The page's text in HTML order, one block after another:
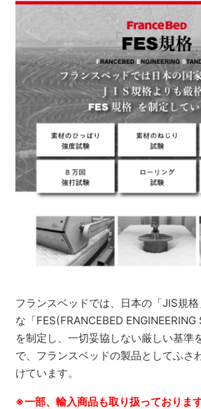
フランスベッドでは、日本の「JIS規
な「FES(FRANCEBED ENGINEERING
を制定し、一切妥協しない厳しい基準
で、フランスベッドの製品としてふさ
けています。
※一部、輸入商品も取り扱っております